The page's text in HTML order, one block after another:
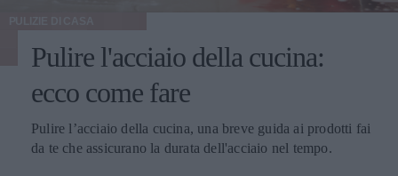
Pulire l'acciaio della cucina:
ecco come fare
Pulire l’acciaio della cucina, una breve guida ai prodotti fai
da te che assicurano la durata dell'acciaio nel tempo.